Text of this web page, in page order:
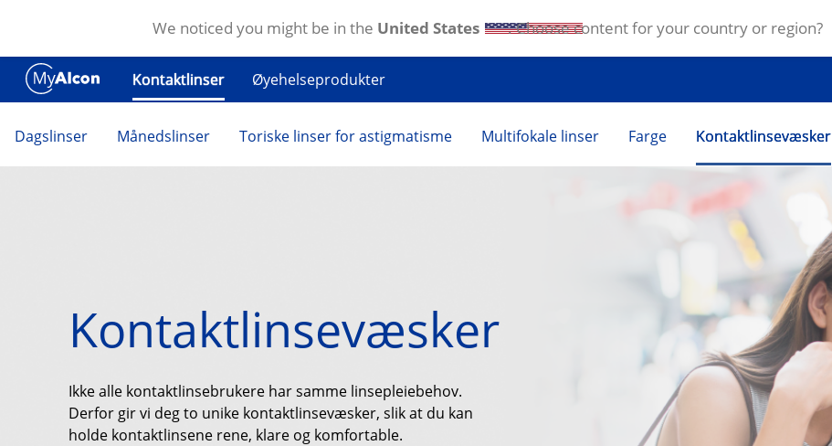
Skip to main content
Kontaktlinser
Øyehelseprodukter
Dagslinser Månedslinser Toriske linser for astigmatisme Multifokale linser Farge Kontaktlinsevæsker
Kontaktlinsevæsker
Ikke alle kontaktlinsebrukere har samme linsepleiebehov.
Derfor gir vi deg to unike kontaktlinsevæsker, slik at du kan
holde kontaktlinsene rene, klare og komfortable.
We noticed you might be in the United States . Choose content for your country or region?